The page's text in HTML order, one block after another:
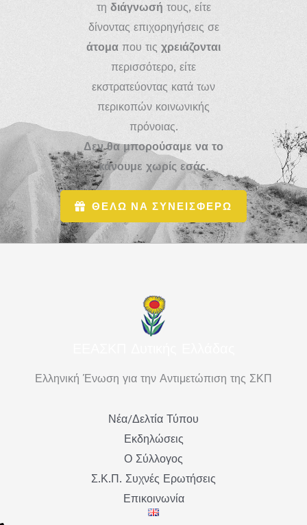
τη διάγνωσή τους, είτε
δίνοντας επιχορηγήσεις σε
άτομα που τις χρειάζονται
περισσότερο, είτε
εκστρατεύοντας κατά των
περικοπών κοινωνικής
πρόνοιας.
Δεν θα μπορούσαμε να το
κάνουμε χωρίς εσάς.
ΘΕΛΩ ΝΑ ΣΥΝΕΙΣΦΕΡΩ
Ελληνική Ένωση για την Αντιμετώπιση της ΣΚΠ
Νέα/Δελτία Τύπου
Εκδηλώσεις
Ο Σύλλογος
Σ.Κ.Π. Συχνές Ερωτήσεις
Επικοινωνία